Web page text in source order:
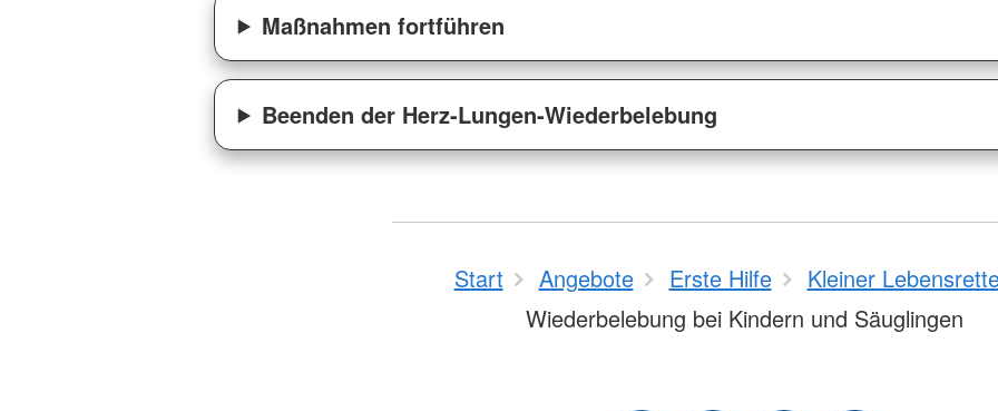
Maßnahmen fortführen
Beenden der Herz-Lungen-Wiederbelebung
Start Angebote Erste Hilfe
Kleiner
Wiederbelebung bei Kindern und Säuglingen